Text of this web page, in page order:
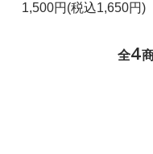
1,500円(税込1,650円)
全4